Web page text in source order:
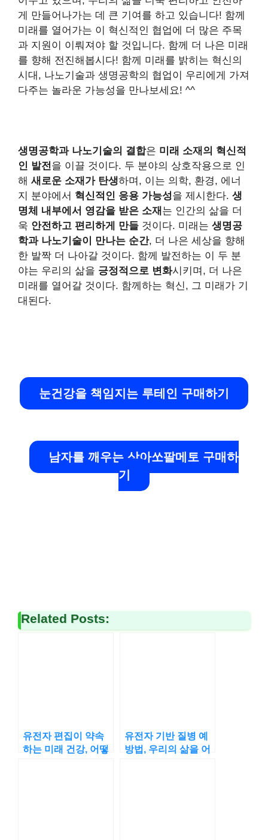
게 만들어나가는 데 큰 기여를 하고 있습니다! 함께
미래를 열어가는 이 혁신적인 협업에 더 많은 주목
과 지원이 이뤄져야 할 것입니다. 함께 더 나은 미래
를 향해 전진해봅시다! 함께 미래를 밝히는 혁신의
시대, 나노기술과 생명공학의 협업이 우리에게 가져
다주는 놀라운 가능성을 만나보세요! ^^
생명공학과 나노기술의 결합은 미래 소재의 혁신적
인 발전을 이끌 것이다. 두 분야의 상호작용으로 인
해 새로운 소재가 탄생하며, 이는 의학, 환경, 에너
지 분야에서 혁신적인 응용 가능성을 제시한다. 생
명체 내부에서 영감을 받은 소재 는 인간의 삶을 더
욱 안전하고 편리하게 만들 것이다. 미래는 생명공
학과 나노기술이 만나는 순간, 더 나은 세상을 향해
한 발짝 더 나아갈 것이다. 함께 발전하는 이 두 분
야는 우리의 삶을 긍정적으로 변화시키며, 더 나은
미래를 열어갈 것이다. 함께하는 혁신, 그 미래가 기
대된다.
눈건강을 책임지는 루테인 구매하기
남자를 깨우는 상아쏘팔메토 구매하
기
Related Posts:
유전자 편집이 약속
하는 미래 건강, 어떻
유전자 기반 질병 예
방법, 우리의 삶을 어